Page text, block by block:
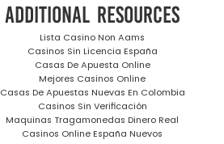
Additional resources
Lista Casino Non Aams
Casinos Sin Licencia España
Casas De Apuesta Online
Mejores Casinos Online
Casas De Apuestas Nuevas En Colombia
Casinos Sin Verificación
Maquinas Tragamonedas Dinero Real
Casinos Online España Nuevos